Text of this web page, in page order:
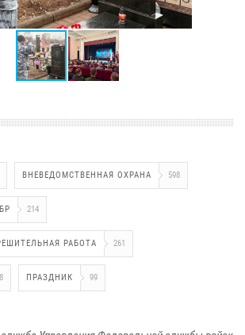
ВНЕВЕДОМСТВЕННАЯ ОХРАНА 598
214
РАБОТА 261
ПРАЗДНИК 99